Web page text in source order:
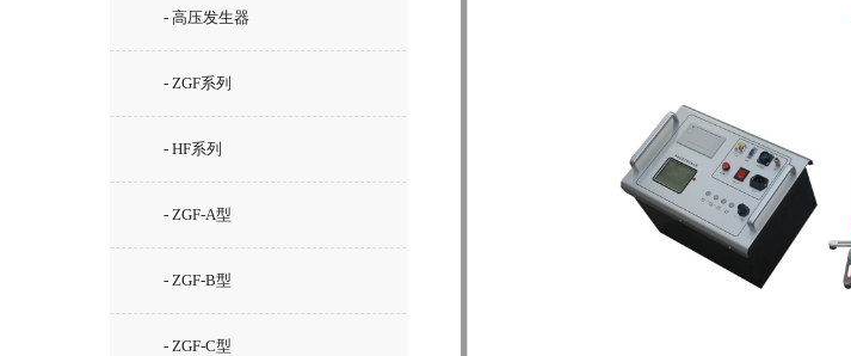
- 高压发生器
- ZGF系列
- HF系列
- ZGF-A型
- ZGF-B型
- ZGF-C型